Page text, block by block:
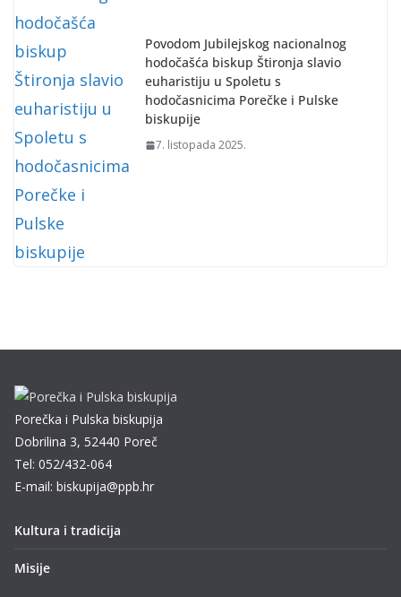
Povodom Jubilejskog nacionalnog
hodočašća biskup Štironja slavio
euharistiju u Spoletu s
hodočasnicima Porečke i Pulske
biskupije
7. listopada 2025.
Porečka i Pulska biskupija
Dobrilina 3, 52440 Poreč
Tel: 052/432-064
E-mail: biskupija@ppb.hr
Kultura i tradicija
Misije